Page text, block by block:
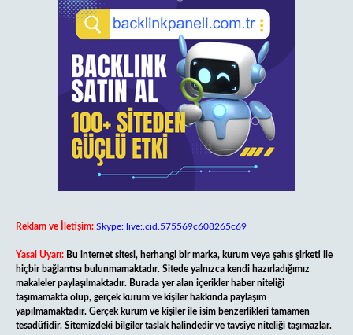
Reklam ve İletişim: Skype: live:.cid.575569c608265c69
Yasal Uyarı: Bu internet sitesi, herhangi bir marka, kurum veya şahıs şirketi ile
hiçbir bağlantısı bulunmamaktadır. Sitede yalnızca kendi hazırladığımız
makaleler paylaşılmaktadır. Burada yer alan içerikler haber niteliği
taşımamakta olup, gerçek kurum ve kişiler hakkında paylaşım
yapılmamaktadır. Gerçek kurum ve kişiler ile isim benzerlikleri tamamen
tesadüfidir. Sitemizdeki bilgiler taslak halindedir ve tavsiye niteliği taşımazlar.